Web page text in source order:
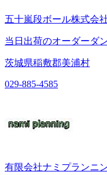
五十嵐段ボール株式会
当日出荷のオーダーダ
茨城県稲敷郡美浦村
029-885-4585
有限会社ナミプランニ